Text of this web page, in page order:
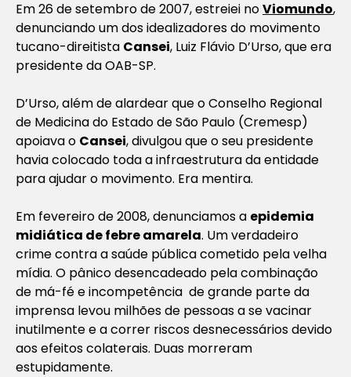
Em 26 de setembro de 2007, estreiei noViomundo,
denunciando um dos idealizadores do movimento
tucano-direitista Cansei, Luiz Flávio D’Urso, que era
presidente da OAB-SP.
D’Urso, além de alardear que o Conselho Regional
de Medicina do Estado de São Paulo (Cremesp)
apoiava o Cansei, divulgou que o seu presidente
havia colocado toda a infraestrutura da entidade
para ajudar o movimento. Era mentira.
Em fevereiro de 2008, denunciamos a epidemia
midiática de febre amarela. Um verdadeiro
crime contra a saúde pública cometido pela velha
mídia. O pânico desencadeado pela combinação
de má-fé e incompetência de grande parte da
imprensa levou milhões de pessoas a se vacinar
inutilmente e a correr riscos desnecessários devido
aos efeitos colaterais. Duas morreram
estupidamente.